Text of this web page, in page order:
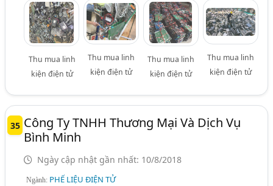
Thu mua linh
kiện điện tử
Thu mua linh
kiện điện tử
Thu mua linh
kiện điện tử
Thu mua linh
kiện điện tử
35 Công Ty TNHH Thương Mại Và Dịch Vụ
Bình Minh
Ngày cập nhật gần nhất: 10/8/2018
Ngành: PHẾ LIỆU ĐIỆN TỬ